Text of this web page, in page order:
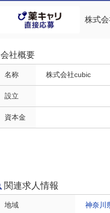
株式
会社概要
名称 株式会社cubic
設立
資本金
関連求人情報
地域 神奈川